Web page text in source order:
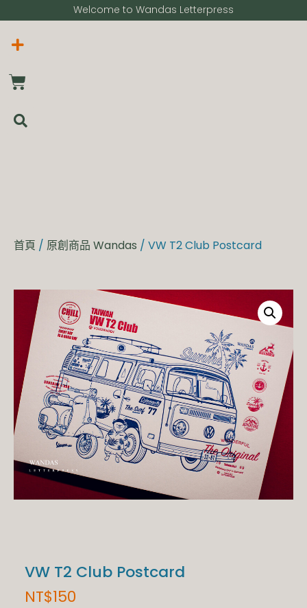
Welcome to Wandas Letterpress​
首頁 / 原創商品 Wandas / VW T2 Club Postcard
VW T2 Club Postcard
NT$150